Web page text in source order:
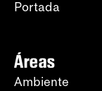
Portada
Áreas
Ambiente